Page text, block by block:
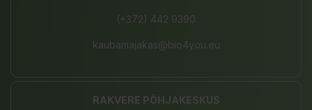
(+372) 442 9390
kaubamajakas@bio4you.eu
RAKVERE PÕHJAKESKUS